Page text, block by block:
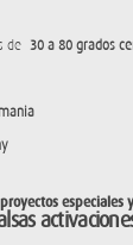
de
especiales y